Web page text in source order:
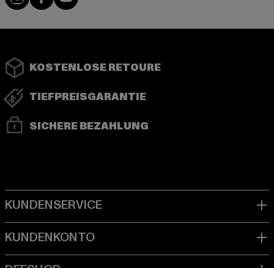
KOSTENLOSE RETOURE
TIEFPREISGARANTIE
SICHERE BEZAHLUNG